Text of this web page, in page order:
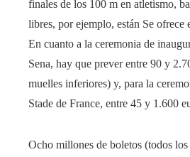
finales de los 100 m en atletismo,
libres, por ejemplo, están Se ofrece
En cuanto a la ceremonia de
Sena, hay que prever entre 90 y
muelles inferiores) y, para la
Stade de France, entre 45 y 1.600
Ocho millones de boletos (todos